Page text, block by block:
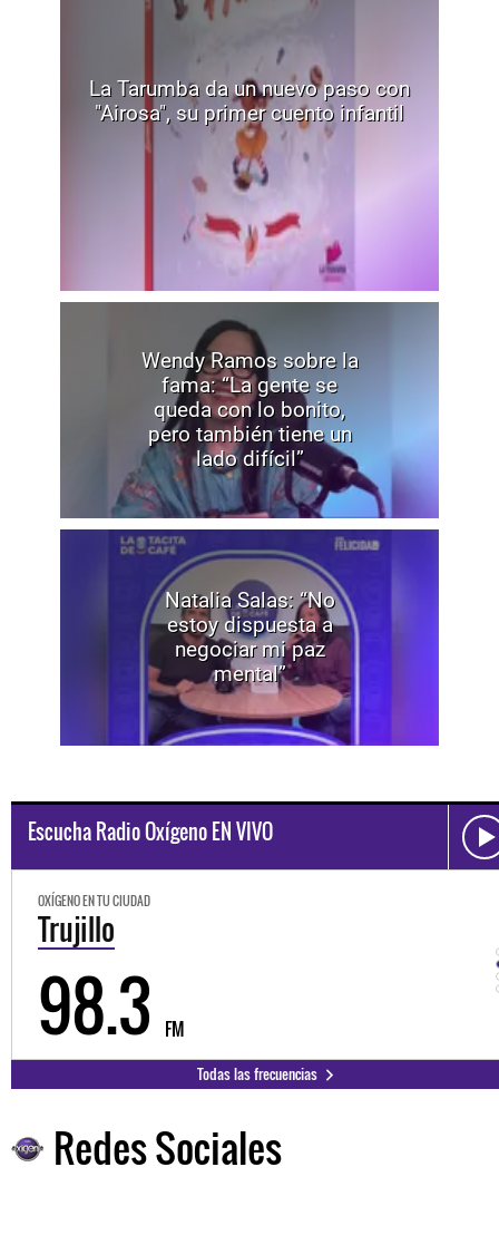
La Tarumba da un nuevo paso con
"Airosa", su primer cuento infantil
Wendy Ramos sobre la
fama: “La gente se
queda con lo bonito,
pero también tiene un
lado difícil”
Natalia Salas: “No
estoy dispuesta a
negociar mi paz
mental”
Escucha Radio Oxígeno EN VIVO
OXÍGENO EN TU CIUDAD
Trujillo
98.3 FM
Todas las frecuencias
Redes Sociales